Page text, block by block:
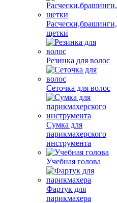
Расчески,брашинги,
щетки
Резинка для волос
Сеточка для волос
Сумка для
парикмахерского
инструмента
Учебная голова
Фартук для
парикмахера